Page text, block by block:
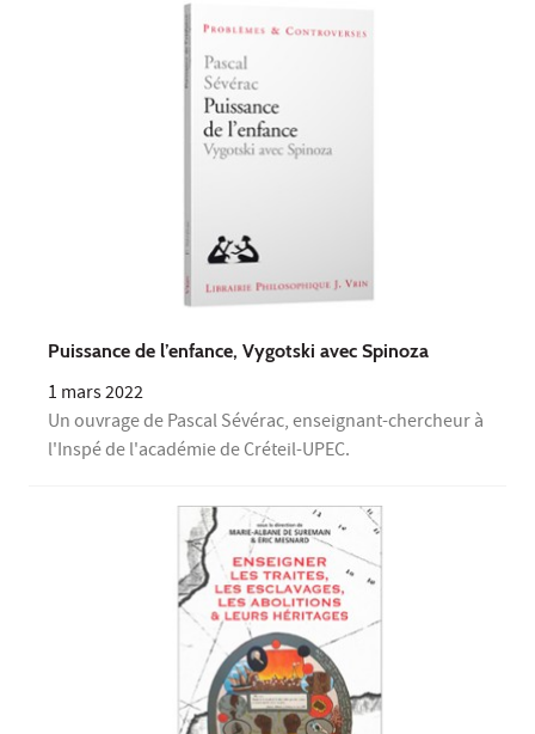
Puissance de l’enfance, Vygotski avec Spinoza
1 mars 2022
Un ouvrage de Pascal Sévérac, enseignant-chercheur à
l'Inspé de l'académie de Créteil-UPEC.